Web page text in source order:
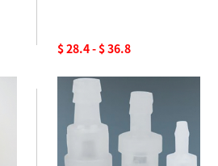
$ 28.4 - $ 36.8